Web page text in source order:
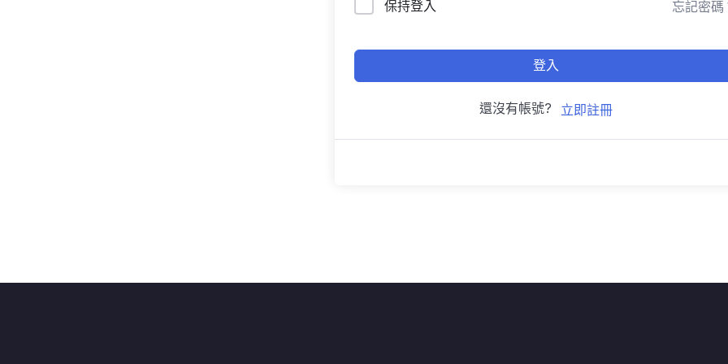
保持登入 忘記密碼
登入
還沒有帳號? 立即註冊